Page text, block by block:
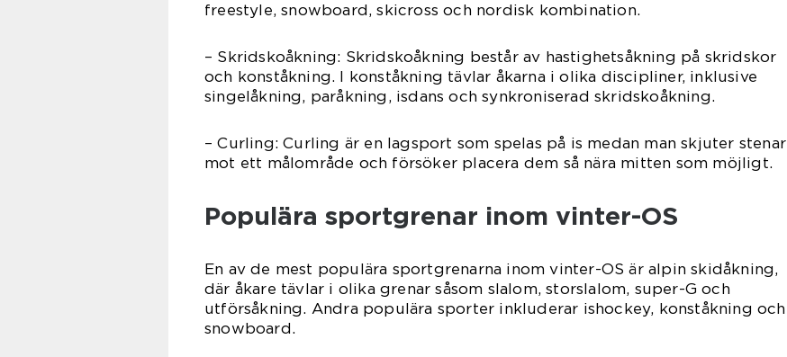
freestyle, snowboard, skicross och nordisk kombination.
– Skridskoåkning: Skridskoåkning består av hastighetsåkning på skridskor
och konståkning. I konståkning tävlar åkarna i olika discipliner, inklusive
singelåkning, paråkning, isdans och synkroniserad skridskoåkning.
– Curling: Curling är en lagsport som spelas på is medan man skjuter stenar
mot ett målområde och försöker placera dem så nära mitten som möjligt.
Populära sportgrenar inom vinter-OS
En av de mest populära sportgrenarna inom vinter-OS är alpin skidåkning,
där åkare tävlar i olika grenar såsom slalom, storslalom, super-G och
utförsåkning. Andra populära sporter inkluderar ishockey, konståkning och
snowboard.